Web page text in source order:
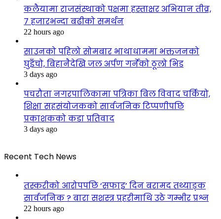
कलैयामा राजसंस्थाको पक्षमा हस्ताक्षर अभियान तीव्र,
७ हजारभन्दा बढीको समर्थन
22 hours ago
साउनको पहिलो सोमबार भाथाधाममा भक्तजनको
घुइँचो, बिहानैदेखि जल अर्पण गर्नेको ठूलो भिड
3 days ago
पचरौता नगरपालिकामा पत्रिका बिल विवाद चर्कियो,
शिक्षा सहसंयोजकको सार्वजनिक टिप्पणीपछि
प्रकाशकको कडा प्रतिवाद
3 days ago
Recent Tech News
तस्करीको आरोपपछि ‘सफाइ’ दिन बरामद तथ्याङ्क
सार्वजनिक ? बारा सशस्त्र प्रहरीमाथि उठे गम्भीर प्रश्न
22 hours ago